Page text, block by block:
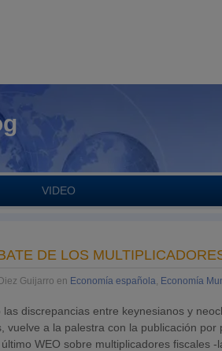
VIDEO
DE LOS
Guijarro en Economía española, Economía
discrepancias entre keynesianos y
vuelve a la palestra con la publicación
WEO sobre multiplicadores fiscales